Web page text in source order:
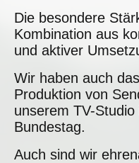
Die besondere
Kombination aus
und aktiver
Wir haben auch
Produktion von
unserem TV-
Bundestag.
Auch sind wir